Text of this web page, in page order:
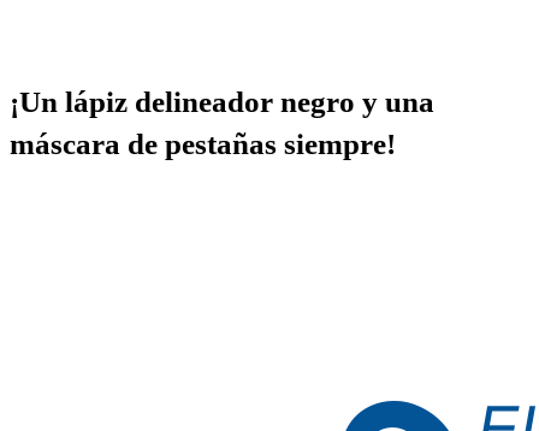
¡Un lápiz delineador negro y una
máscara de pestañas siempre!